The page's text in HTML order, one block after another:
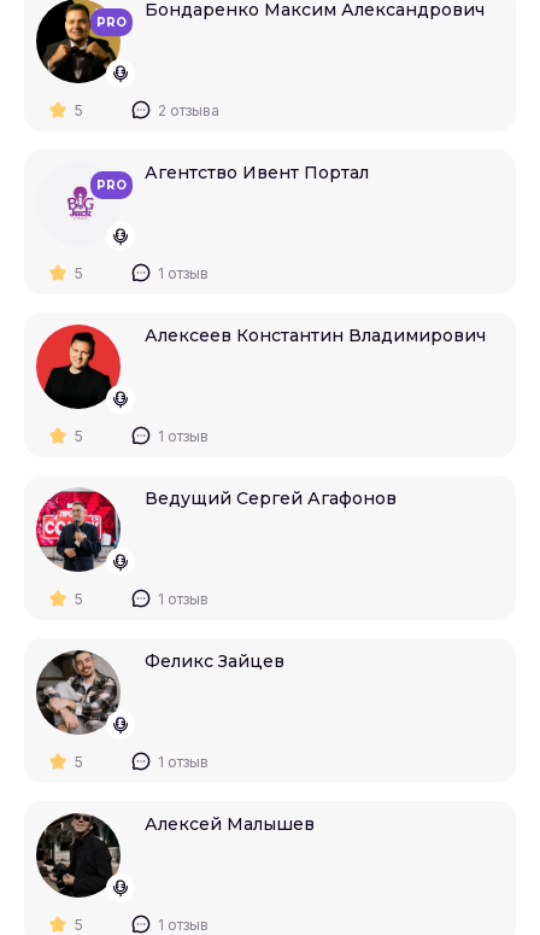
PRO
Бондаренко Максим Александрович
5 2 отзыва
PRO
Агентство Ивент Портал
5 1 отзыв
Алексеев Константин Владимирович
5 1 отзыв
Ведущий Сергей Агафонов
5 1 отзыв
Феликс Зайцев
5 1 отзыв
Алексей Малышев
5 1 отзыв